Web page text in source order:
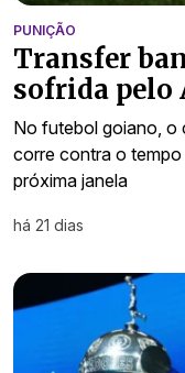
PUNIÇÃO
Transfer
sofrida pelo
No futebol goiano, o
corre contra o
próxima janela
há 21 dias